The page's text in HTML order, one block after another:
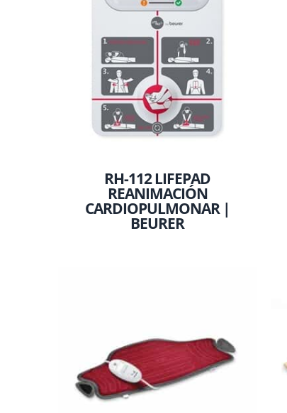
RH-112 LIFEPAD
REANIMACIÓN
CARDIOPULMONAR |
BEURER